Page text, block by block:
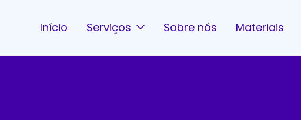
Início Serviços Sobre nós Materiais